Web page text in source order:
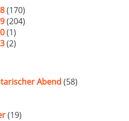
(170)
(204)
(1)
(2)
Abend (58)
(19)